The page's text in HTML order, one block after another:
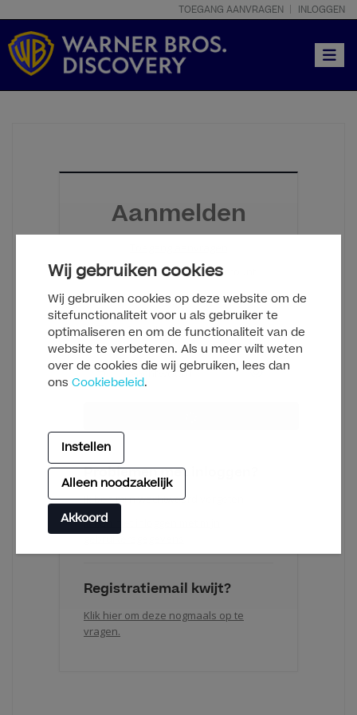
Wij gebruiken cookies
Wij gebruiken cookies op deze website om de
sitefunctionaliteit voor u als gebruiker te
optimaliseren en om de functionaliteit van de
website te verbeteren. Als u meer wilt weten
over de cookies die wij gebruiken, lees dan
ons Cookiebeleid.
Instellen
Alleen noodzakelijk
Akkoord
TOEGANG AANVRAGEN INLOGGEN
Aanmelden
Log in met je Clipsource-account
Problemen met inloggen?
Ik ben mijn wachtwoord vergeten
Ik kan niet inloggen met mijn
gebruikersgegevens
Registratiemail kwijt?
Klik hier om deze nogmaals op te
vragen.